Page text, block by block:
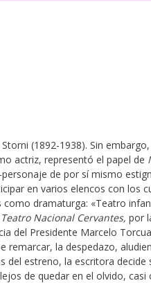
(1892-1938). Sin embargo,
actriz, representó el papel de
de por sí mismo
en varios elencos con los
dramaturga: «Teatro
Teatro Nacional Cervantes, por
del Presidente Marcelo
remarcar, la despedazo,
del estreno, la escritora decide
de quedar en el olvido, casi